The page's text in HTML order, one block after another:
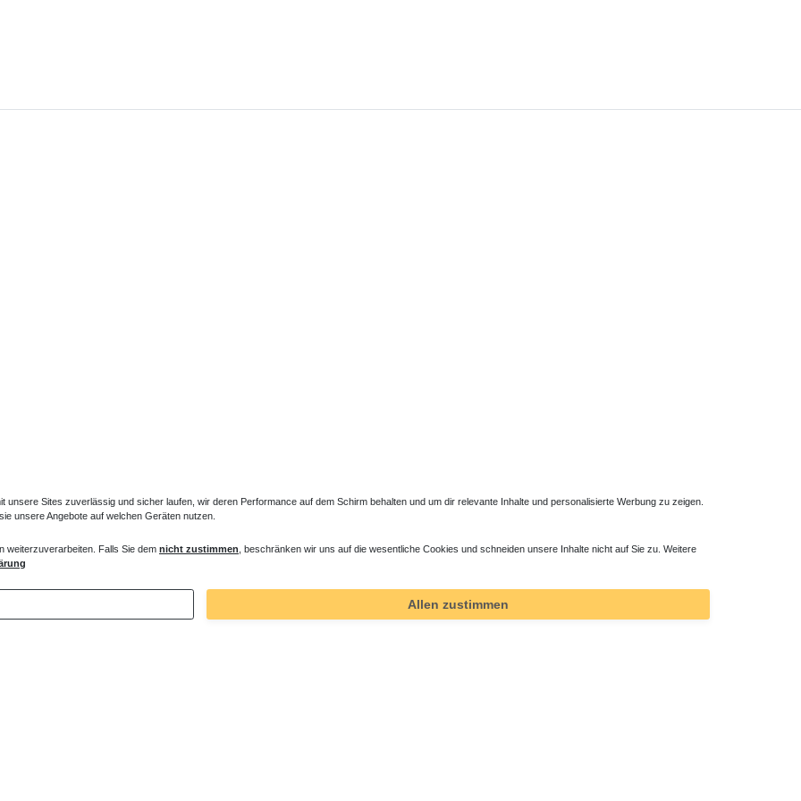
unsere Sites zuverlässig und sicher laufen, wir deren Performance auf dem Schirm behalten und um dir relevante Inhalte und personalisierte Werbung zu zeigen.
unsere Angebote auf welchen Geräten nutzen.
weiterzuverarbeiten. Falls Sie dem nicht zustimmen , beschränken wir uns auf die wesentliche Cookies und schneiden unsere Inhalte nicht auf Sie zu. Weitere
Allen zustimmen